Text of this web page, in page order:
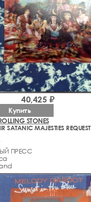
STONES
SATANIC MAJESTIES REQUEST
ПРЕСС
40,425 ₽
Купить